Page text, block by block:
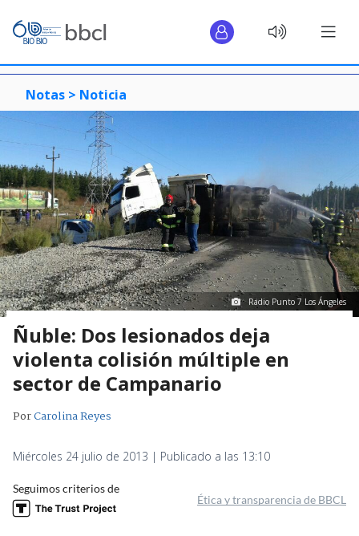
Notas > Noticia
Radio Punto 7 Los Ángeles
Ñuble: Dos lesionados deja
violenta colisión múltiple en
sector de Campanario
PorCarolina Reyes
Miércoles 24 julio de 2013 | Publicado a las 13:10
Seguimos criterios de
Ética y transparencia de BBCL